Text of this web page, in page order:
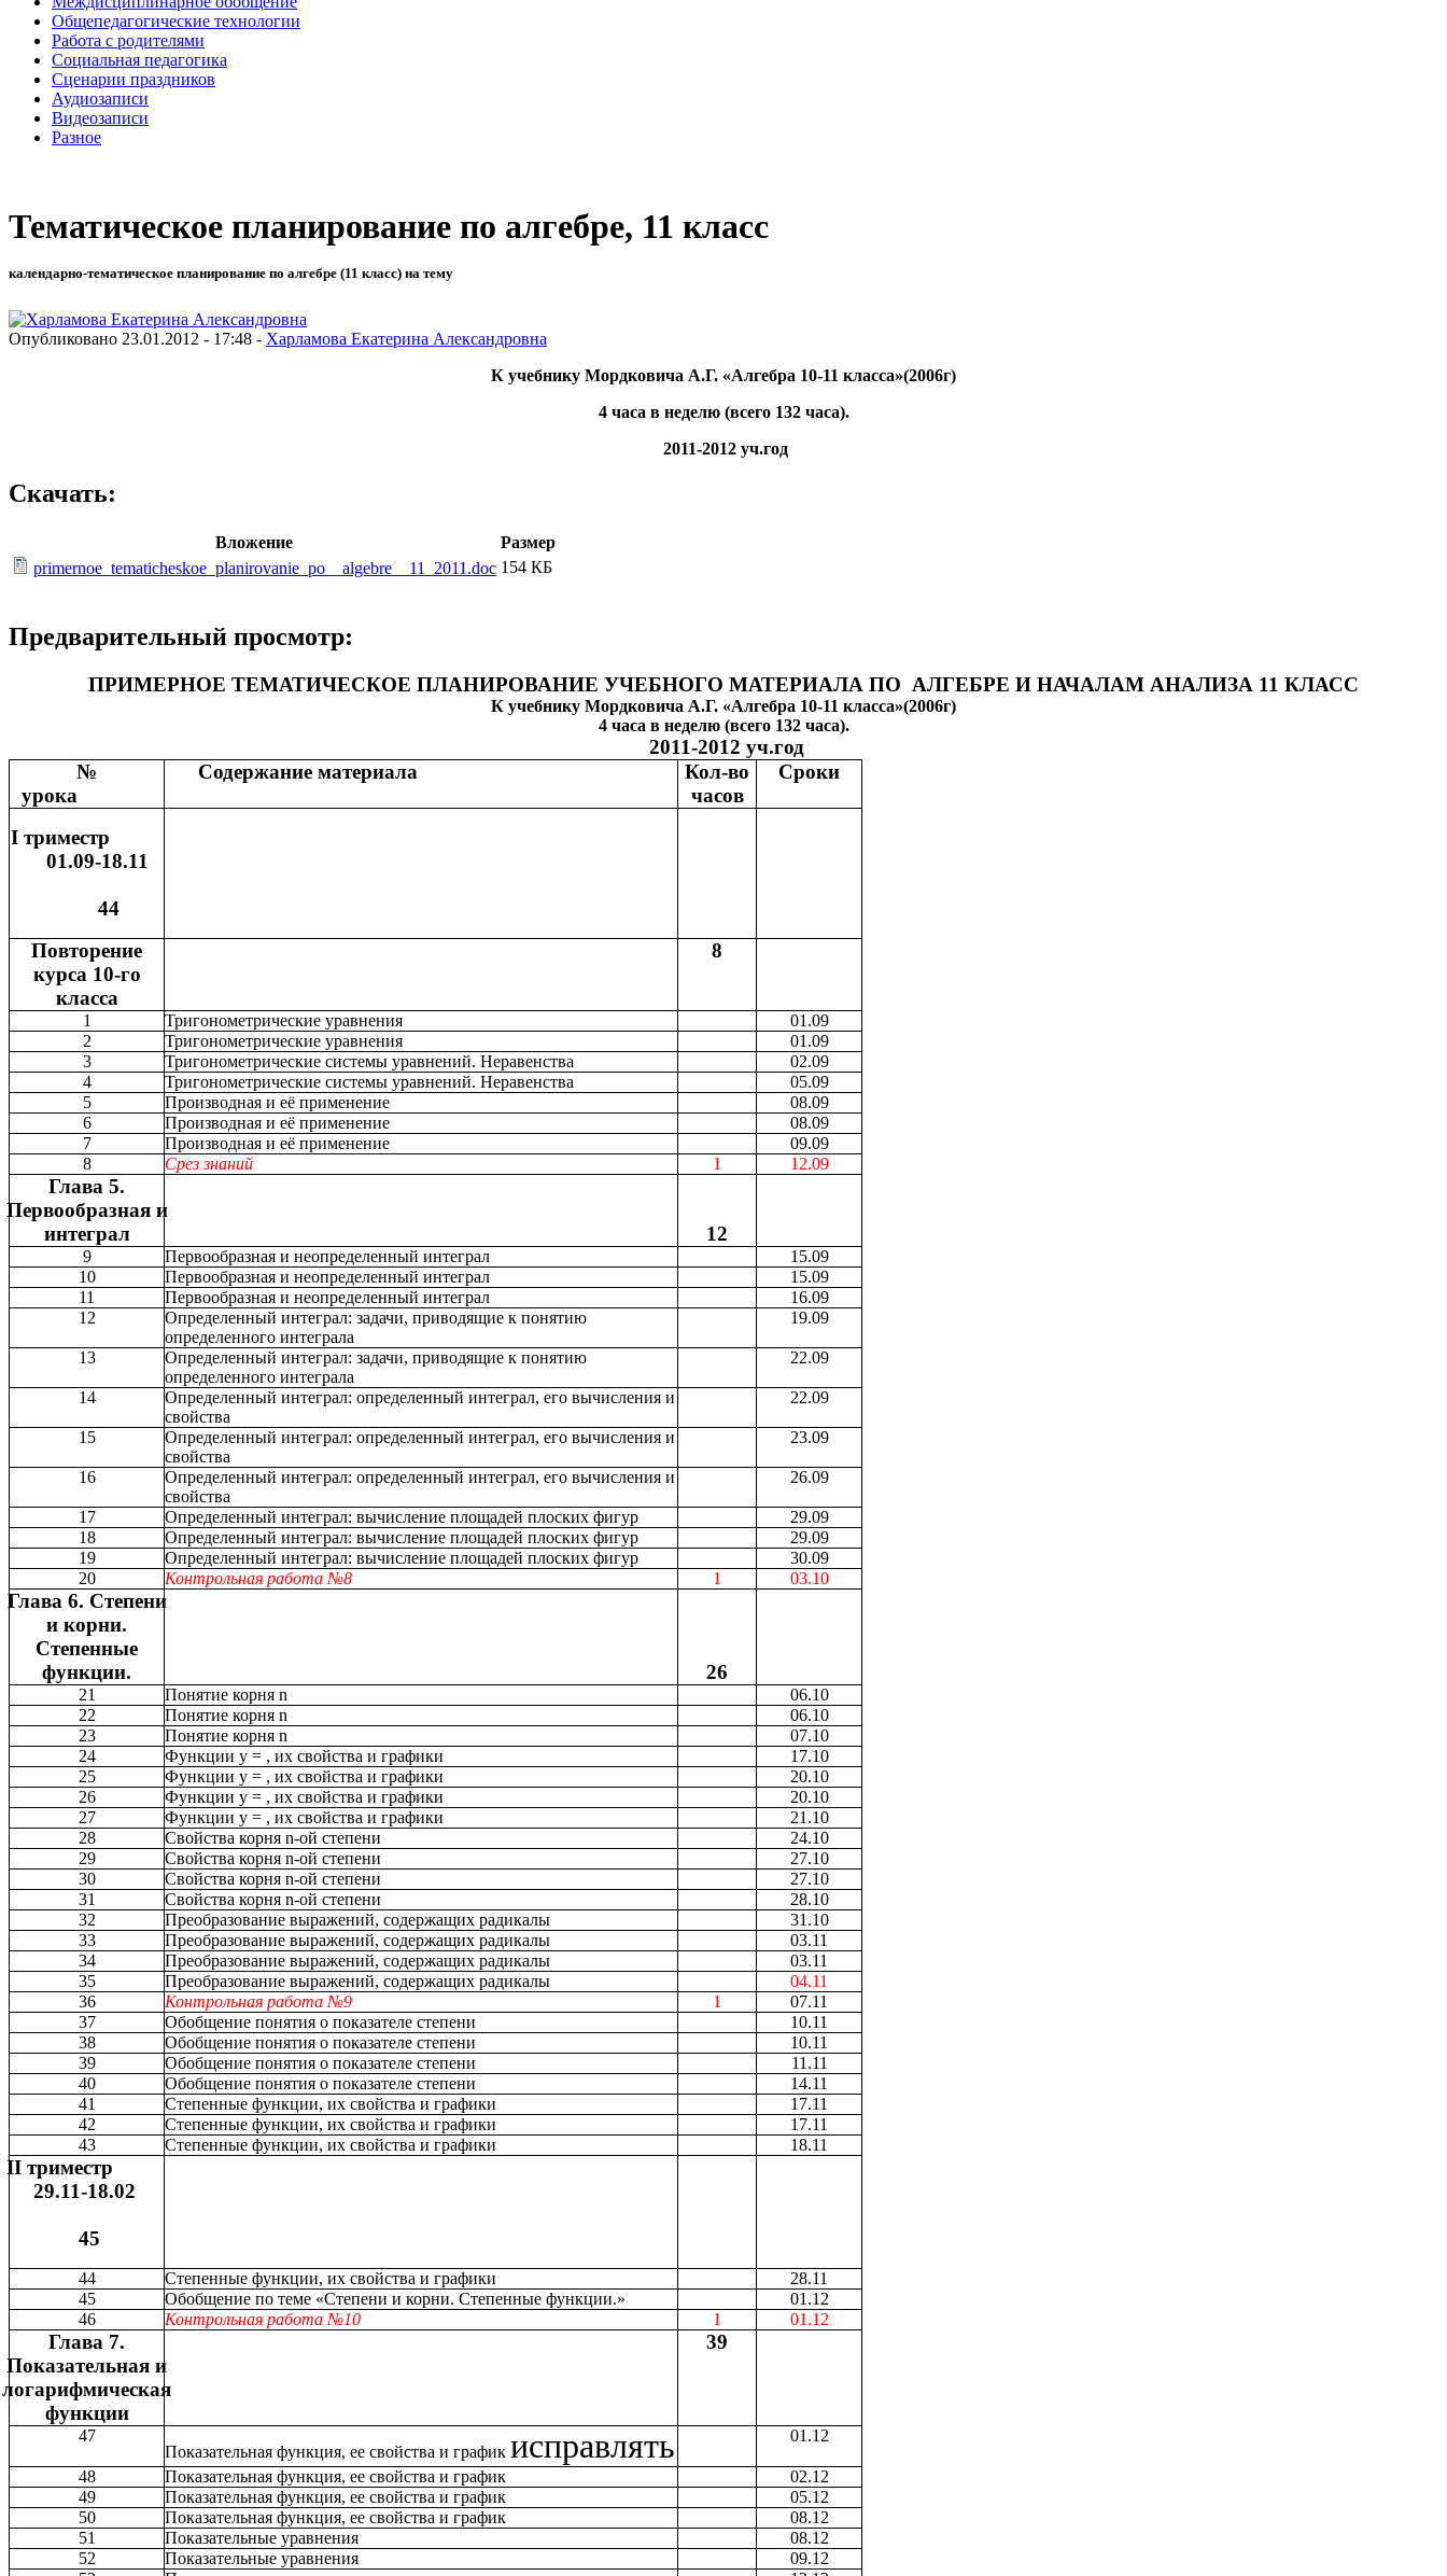
Общепедагогические технологии
Работа с родителями
Социальная педагогика
Сценарии праздников
Аудиозаписи
Видеозаписи
Разное
Тематическое планирование по алгебре, 11 класс
календарно-тематическое планирование по алгебре (11 класс) на тему
Опубликовано 23.01.2012 - 17:48 - Харламова Екатерина Александровна
К учебнику Мордковича А.Г. «Алгебра 10-11 класса»(2006г)
4 часа в неделю (всего 132 часа).
2011-2012 уч.год
Скачать:
Вложение
Размер
primernoe_tematicheskoe_planirovanie_po__algebre__11_2011.doc 154 КБ
Предварительный просмотр:
ПРИМЕРНОЕ ТЕМАТИЧЕСКОЕ ПЛАНИРОВАНИЕ УЧЕБНОГО МАТЕРИАЛА ПО АЛГЕБРЕ И НАЧАЛАМ АНАЛИЗА 11 КЛАСС
К учебнику Мордковича А.Г. «Алгебра 10-11 класса»(2006г)
4 часа в неделю (всего 132 часа).
2011-2012 уч.год
№
урока
Содержание материала
Кол-во
часов
Сроки
I триместр
01.09-18.11
44
Повторение
курса 10-го
класса
8
1 Тригонометрические уравнения
01.09
2
Тригонометрические уравнения
01.09
3
Тригонометрические системы уравнений. Неравенства
02.09
4
Тригонометрические системы уравнений. Неравенства
05.09
5
Производная и её применение
08.09
6
Производная и её применение
08.09
7
Производная и её применение
09.09
8
Срез знаний 1 12.09
Глава 5.
Первообразная и
интеграл
12
9 Первообразная и неопределенный интеграл
15.09
10
Первообразная и неопределенный интеграл
15.09
11
Первообразная и неопределенный интеграл
16.09
12
Определенный интеграл: задачи, приводящие к понятию
определенного интеграла
19.09
13
Определенный интеграл: задачи, приводящие к понятию
определенного интеграла
22.09
14
Определенный интеграл: определенный интеграл, его вычисления и
свойства
22.09
15
Определенный интеграл: определенный интеграл, его вычисления и
свойства
23.09
16
Определенный интеграл: определенный интеграл, его вычисления и
свойства
26.09
17 Определенный интеграл: вычисление площадей плоских фигур
29.09
18
Определенный интеграл: вычисление площадей плоских фигур
29.09
19
Определенный интеграл: вычисление площадей плоских фигур
30.09
20
Контрольная работа №8 1 03.10
Глава 6. Степени
и корни.
Степенные
функции.
26
21 Понятие корня n
06.10
22
Понятие корня n
06.10
23
Понятие корня n
07.10
24
Функции у = , их свойства и графики
17.10
25
Функции у = , их свойства и графики
20.10
26
Функции у = , их свойства и графики
20.10
27
Функции у = , их свойства и графики
21.10
28
Свойства корня n-ой степени
24.10
29
Свойства корня n-ой степени
27.10
30
Свойства корня n-ой степени
27.10
31
Свойства корня n-ой степени
28.10
32
Преобразование выражений, содержащих радикалы
31.10
33
Преобразование выражений, содержащих радикалы
03.11
34
Преобразование выражений, содержащих радикалы
03.11
35
Преобразование выражений, содержащих радикалы
04.11
36
Контрольная работа №9 1
07.11
37
Обобщение понятия о показателе степени
10.11
38
Обобщение понятия о показателе степени
10.11
39
Обобщение понятия о показателе степени
11.11
40
Обобщение понятия о показателе степени
14.11
41
Степенные функции, их свойства и графики
17.11
42
Степенные функции, их свойства и графики
17.11
43
Степенные функции, их свойства и графики 18.11
II триместр
29.11-18.02
45
44 Степенные функции, их свойства и графики
28.11
45
Обобщение по теме «Степени и корни. Степенные функции.»
01.12
46
Контрольная работа №10 1 01.12
Глава 7.
Показательная и
логарифмическая
функции
39
47
Показательная функция, ее свойства и график исправлять 01.12
48 Показательная функция, ее свойства и график
02.12
49
Показательная функция, ее свойства и график
05.12
50
Показательная функция, ее свойства и график
08.12
51
Показательные уравнения
08.12
52
Показательные уравнения
09.12